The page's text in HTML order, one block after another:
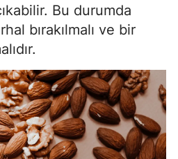
Bu durumda
bırakılmalı ve bir